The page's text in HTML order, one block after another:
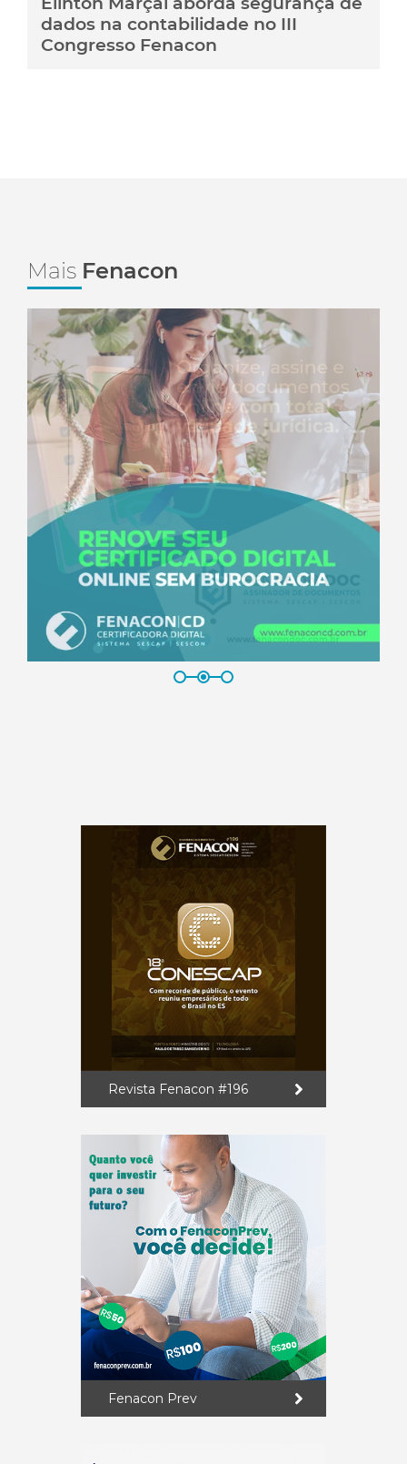
dados na contabilidade no III
Congresso Fenacon
Mais Fenacon
Revista Fenacon #196
Fenacon Prev